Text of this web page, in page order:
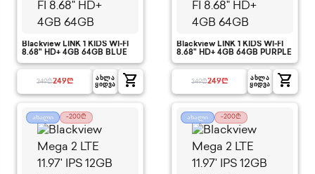
Blackview LINK 1 KIDS WI-FI
8.68" HD+ 4GB 64GB BLUE
349₾249₾
ᲐᲮᲚᲐ
ᲧᲘᲓᲕᲐ
shopping_cart
Blackview LINK 1 KIDS WI-FI
8.68" HD+ 4GB 64GB PURPLE
349₾249₾
ᲐᲮᲚᲐ
ᲧᲘᲓᲕᲐ
shopping_cart
ახალი -200₾ ახალი -200₾